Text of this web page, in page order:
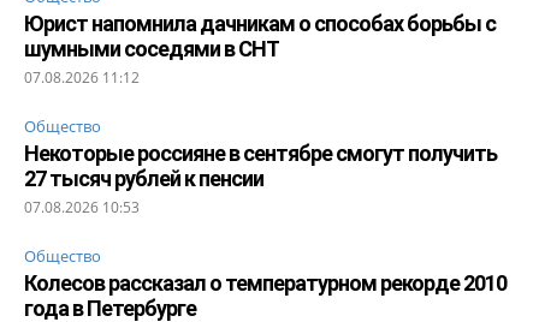
Юрист напомнила дачникам о способах борьбы с
шумными соседями в СНТ
07.08.2026 11:12
Общество
Некоторые россияне в сентябре смогут получить
27 тысяч рублей к пенсии
07.08.2026 10:53
Общество
Колесов рассказал о температурном рекорде 2010
года в Петербурге